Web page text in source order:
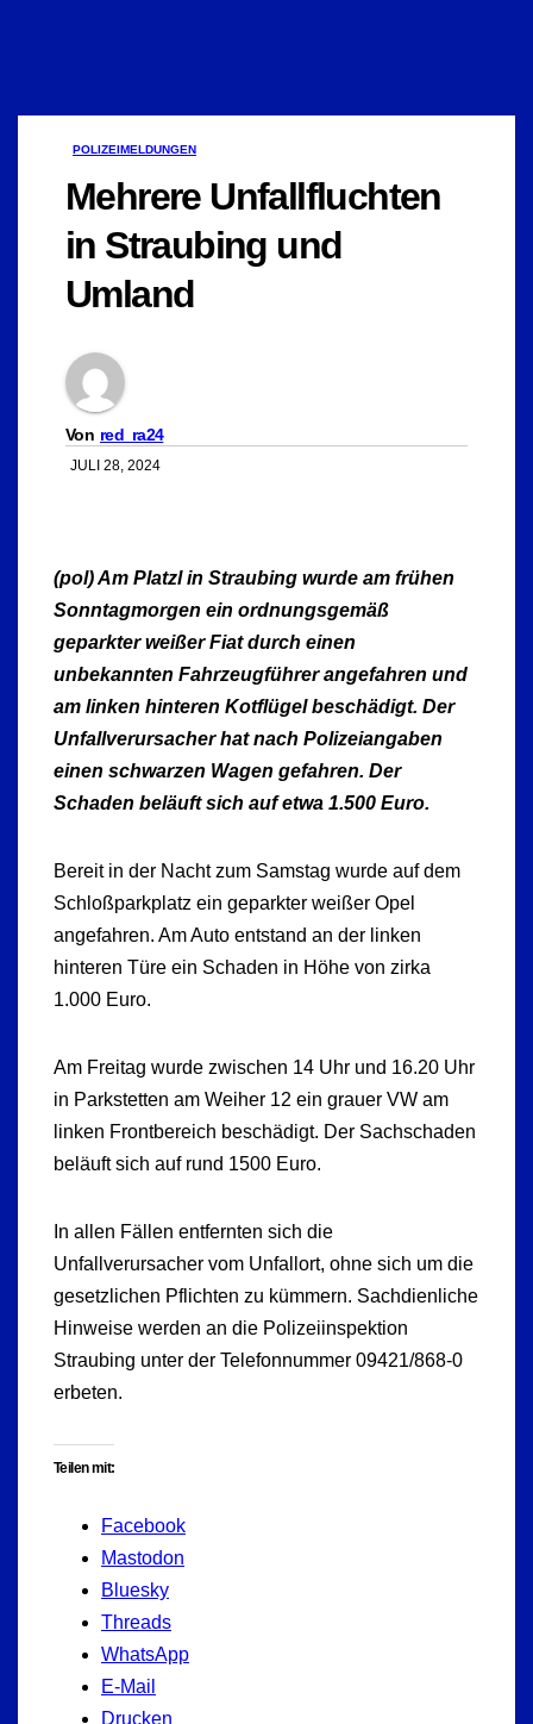
POLIZEIMELDUNGEN
Mehrere Unfallfluchten
in Straubing und
Umland
Von red_ra24
JULI 28, 2024
(pol) Am Platzl in Straubing wurde am frühen
Sonntagmorgen ein ordnungsgemäß
geparkter weißer Fiat durch einen
unbekannten Fahrzeugführer angefahren und
am linken hinteren Kotflügel beschädigt. Der
Unfallverursacher hat nach Polizeiangaben
einen schwarzen Wagen gefahren. Der
Schaden beläuft sich auf etwa 1.500 Euro.
Bereit in der Nacht zum Samstag wurde auf dem
Schloßparkplatz ein geparkter weißer Opel
angefahren. Am Auto entstand an der linken
hinteren Türe ein Schaden in Höhe von zirka
1.000 Euro.
Am Freitag wurde zwischen 14 Uhr und 16.20 Uhr
in Parkstetten am Weiher 12 ein grauer VW am
linken Frontbereich beschädigt. Der Sachschaden
beläuft sich auf rund 1500 Euro.
In allen Fällen entfernten sich die
Unfallverursacher vom Unfallort, ohne sich um die
gesetzlichen Pflichten zu kümmern. Sachdienliche
Hinweise werden an die Polizeiinspektion
Straubing unter der Telefonnummer 09421/868-0
erbeten.
Teilen mit:
Facebook
Mastodon
Bluesky
Threads
WhatsApp
E-Mail
Drucken